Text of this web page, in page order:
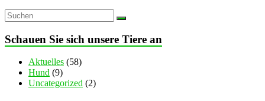
Schauen Sie sich unsere Tiere an
Aktuelles (58)
Hund (9)
Uncategorized (2)